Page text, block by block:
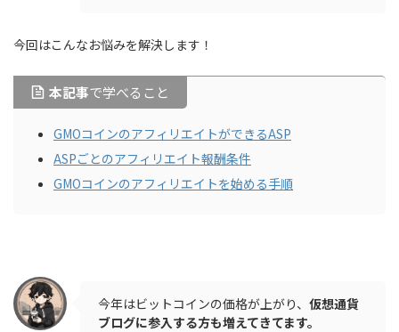
今回はこんなお悩みを解決します！
本記事で学べること
GMOコインのアフィリエイトができるASP
ASPごとのアフィリエイト報酬条件
GMOコインのアフィリエイトを始める手順
今年はビットコインの価格が上がり、 仮想通貨
ブログに参入する方も増えてきてます。